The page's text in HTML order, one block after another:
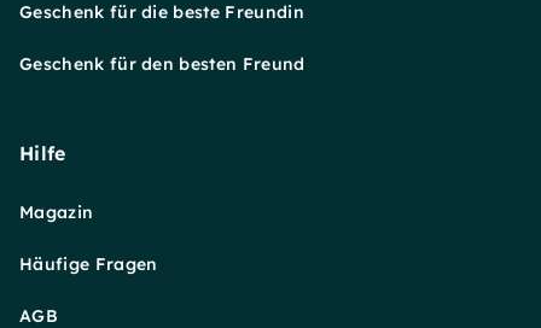
Geschenk für die beste Freundin
Geschenk für den besten Freund
Hilfe
Magazin
Häufige Fragen
AGB